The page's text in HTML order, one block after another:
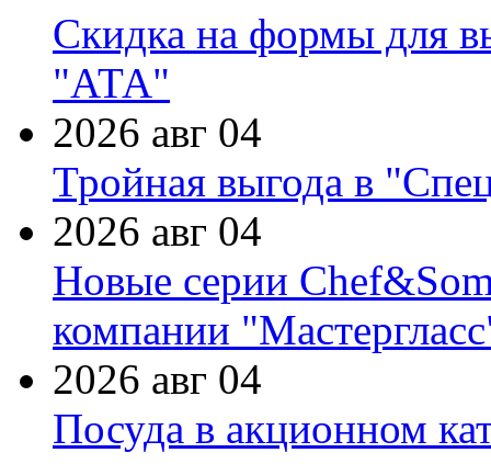
Скидка на формы для
"АТА"
2026 авг 04
Тройная выгода в
2026 авг 04
Новые серии
компании
2026 авг 04
Посуда в акционном